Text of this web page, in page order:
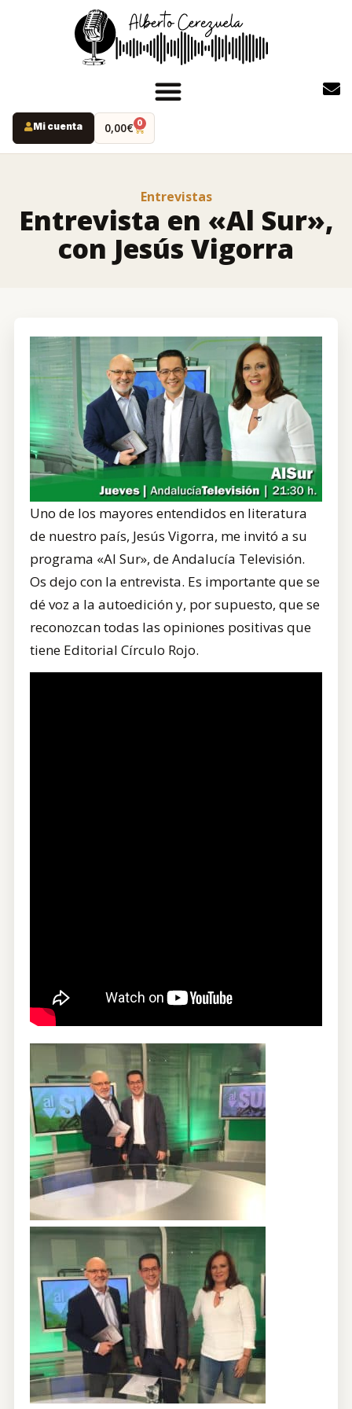
INICIO
INSTAGRAM
RUTAS MISTERIO
CONTRATACIÓN
TIENDA
Mi cuenta 0,00€ 0
Entrevistas
Entrevista en «Al Sur»,
con Jesús Vigorra
Uno de los mayores entendidos en literatura
de nuestro país, Jesús Vigorra, me invitó a su
programa «Al Sur», de Andalucía Televisión.
Os dejo con la entrevista. Es importante que se
dé voz a la autoedición y, por supuesto, que se
reconozcan todas las opiniones positivas que
tiene Editorial Círculo Rojo.